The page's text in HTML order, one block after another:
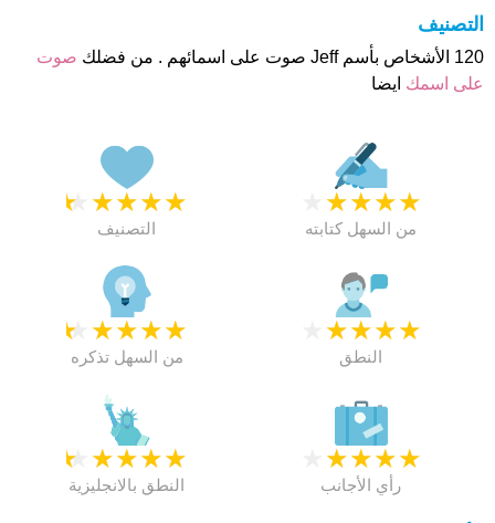
التصنيف
120 الأشخاص بأسم Jeff صوت على اسمائهم . من فضلك
صوت
على اسمك ايضا
★
★
★
★
★
التصنيف
★
★
★
★
من السهل كتابته
★
★
★
★
★
من السهل تذكره
★
★
★
★
النطق
★
★
★
★
★
النطق بالانجليزية
★
★
★
★
رأي الأجانب